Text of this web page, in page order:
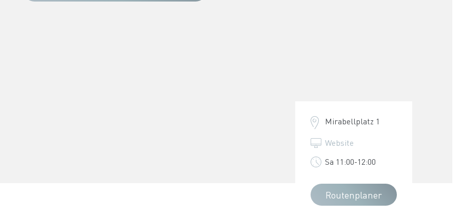
Mirabellplatz 1
Website
Sa 11:00-12:00
Routenplaner